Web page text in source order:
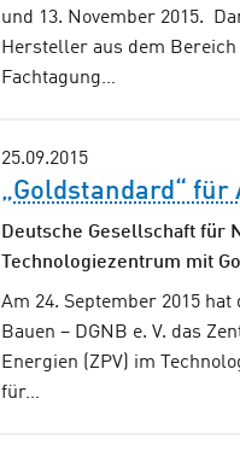
und 13. November 2015.
Hersteller aus dem
Fachtagung…
25.09.2015
„Goldstandard“ für
Deutsche Gesellschaft für
Technologiezentrum mit
Am 24. September 2015
Bauen – DGNB e. V. das
Energien (ZPV) im
für…